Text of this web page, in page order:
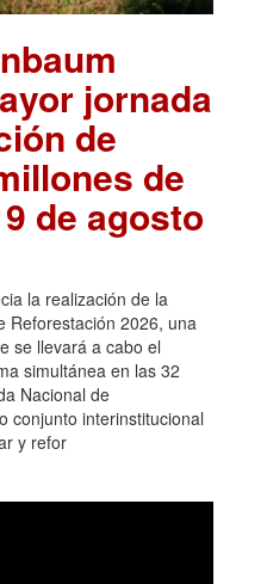
jornada
de
de
de agosto
la realización de la
Reforestación 2026, una
se llevará a cabo el
simultánea en las 32
Nacional de
conjunto interinstitucional
y refor